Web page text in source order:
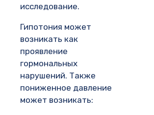
исследование.
Гипотония может
возникать как
проявление
гормональных
нарушений. Также
пониженное давление
может возникать: